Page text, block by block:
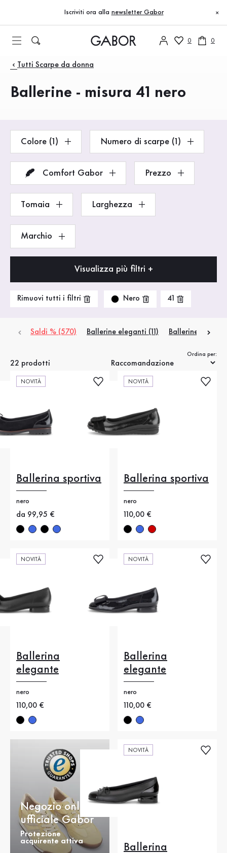
Vai al contenuto principale
Vai alla navigazione principale
Iscriviti ora alla newsletter Gabor ×
0 0
Prodotti
Tutti Scarpe da donna
Ballerine - misura 41 nero
Colore (1) Numero di scarpe (1)
Comfort Gabor Prezzo
Tomaia Larghezza
Marchio
Visualizza più filtri +
Rimuovi tutti i filtri Nero 41
Saldi % (570) Ballerine eleganti (11) Ballerine sportive
22 prodotti
Ordina per:
NOVITÀ
Ballerina sportiva
nero
Nuovo prezzo
da 99,95 €
NOVITÀ
Ballerina sportiva
nero
Nuovo prezzo
110,00 €
NOVITÀ
Ballerina
elegante
nero
Nuovo prezzo
110,00 €
NOVITÀ
Ballerina
elegante
nero
Nuovo prezzo
110,00 €
Negozio online
ufficiale Gabor
Protezione
acquirente attiva
NOVITÀ
Ballerina